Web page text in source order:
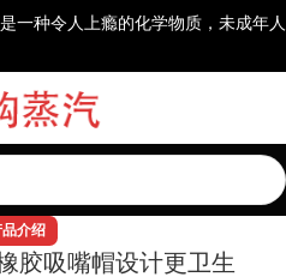
一种令人上瘾的化学物质，未成年人
品介绍
胶吸嘴帽设计更卫生